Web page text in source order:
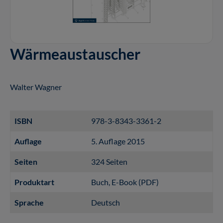
Wärmeaustauscher
Walter Wagner
ISBN 978-3-8343-3361-2
Auflage 5. Auflage 2015
Seiten 324 Seiten
Produktart Buch , E-Book (PDF)
Sprache Deutsch